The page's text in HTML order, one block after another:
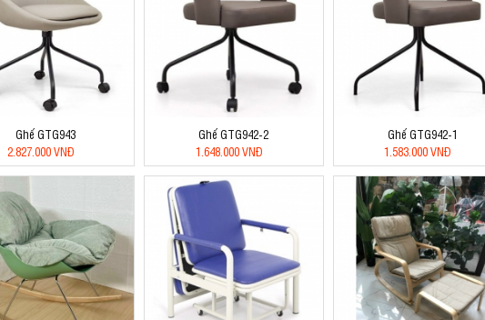
Ghế GTG943
2.827.000 VNĐ
Ghế GTG942-2
1.648.000 VNĐ
Ghế GTG942-1
1.583.000 VNĐ